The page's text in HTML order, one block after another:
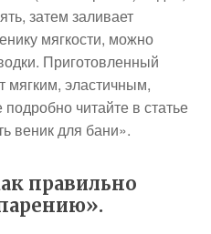
затем заливает
мягкости, можно
Приготовленный
мягким, эластичным,
читайте в статье
веник для бани».
правильно